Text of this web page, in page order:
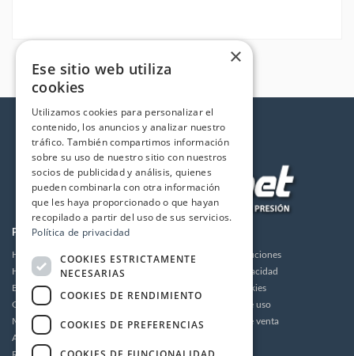
PRODUCTOS
Hidrolimpiadoras
Humidificación
Bombas de alta presión
Grupos motor bomba alta presión
Motores
Accesorios
Envios y devoluciones
Política de privacidad
Política de cookies
Condiciones de uso
Condiciones de venta
×
Ese sitio web utiliza
cookies
Utilizamos cookies para personalizar el
contenido, los anuncios y analizar nuestro
tráfico. También compartimos información
sobre su uso de nuestro sitio con nuestros
socios de publicidad y análisis, quienes
pueden combinarla con otra información
que les haya proporcionado o que hayan
recopilado a partir del uso de sus servicios.
Política de privacidad
COOKIES ESTRICTAMENTE
NECESARIAS
COOKIES DE RENDIMIENTO
COOKIES DE PREFERENCIAS